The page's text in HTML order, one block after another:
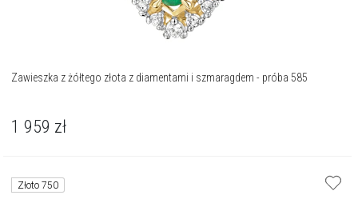
Zawieszka z żółtego złota z diamentami i szmaragdem - próba 585
1 959 zł
Złoto 750